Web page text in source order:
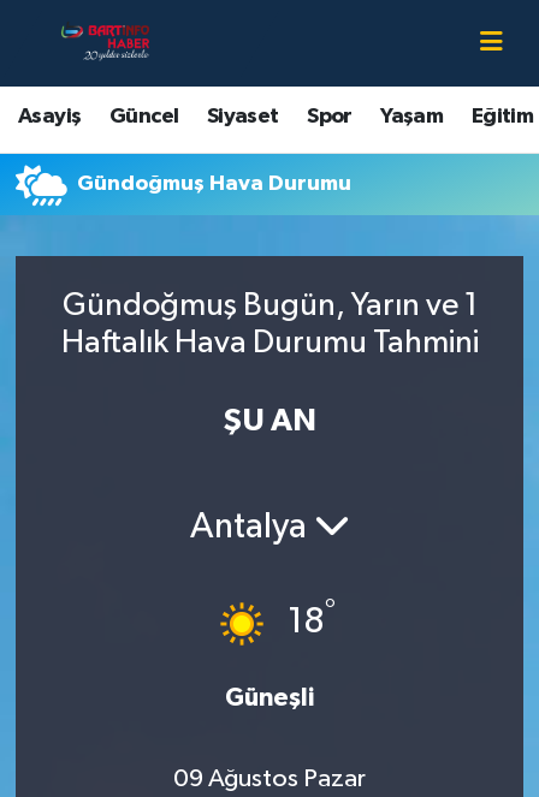
Asayiş Güncel Siyaset Spor Yaşam Eğitim
Gündoğmuş Hava Durumu
Gündoğmuş Bugün, Yarın ve 1
Haftalık Hava Durumu Tahmini
ŞU AN
Antalya
18°
Güneşli
09 Ağustos Pazar
Asayiş
Bartın Hakkında
Çevre
Ekonomi
Sivil Toplum
Bartın Nöbetçi Eczaneler
Bartın Hava Durumu
Bartin Namaz Vakitleri
Süper Lig Puan Durumu ve Fikstür